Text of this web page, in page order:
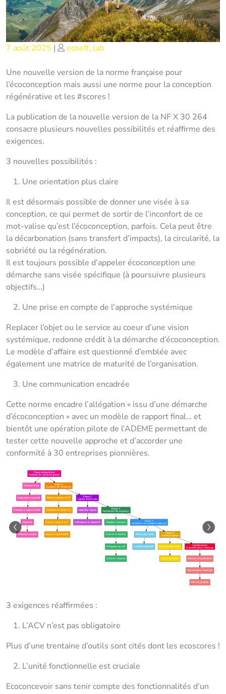
Posted
7 août 2025 | Posted
ecoeff_lab
Une nouvelle version de la norme française pour
l’écoconception mais aussi une norme pour la conception
régénérative et les #scores !
La publication de la nouvelle version de la NF X 30 264
consacre plusieurs nouvelles possibilités et réaffirme des
exigences.
3 nouvelles possibilités :
Une orientation plus claire
Il est désormais possible de donner une visée à sa
conception, ce qui permet de sortir de l’inconfort de ce
mot-valise qu’est l’écoconception, parfois. Cela peut être
la décarbonation (sans transfert d’impacts), la circularité, la
sobriété ou la régénération.
Il est toujours possible d’appeler écoconception une
démarche sans visée spécifique (à poursuivre plusieurs
objectifs…)
Une prise en compte de l’approche systémique
Replacer l’objet ou le service au coeur d’une vision
systémique, redonne crédit à la démarche d’écoconception.
Le modèle d’affaire est questionné d’emblée avec
également une matrice de maturité de l’organisation.
Une communication encadrée
Cette norme encadre l’allégation « issu d’une démarche
d’écoconception » avec un modèle de rapport final… et
bientôt une opération pilote de l’ADEME permettant de
tester cette nouvelle approche et d’accorder une
conformité à 30 entreprises pionnières.
3 exigences réaffirmées :
L’ACV n’est pas obligatoire
Plus d’une trentaine d’outils sont cités dont les ecoscores !
L’unité fonctionnelle est cruciale
Ecoconcevoir sans tenir compte des fonctionnalités d’un